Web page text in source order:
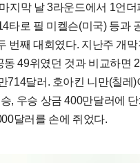
지막 날 3라운드에서 1언더
타로 필 미켈슨(미국) 등과
번째 대회였다. 지난주 개
동 49위였던 것과 비교하면
714달러. 호아킨 니만(칠레)
, 우승 상금 400만달러에
달러를 손에 쥐었다.